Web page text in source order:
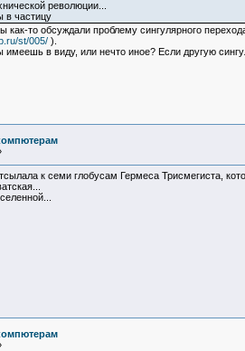
революции...
в частицу
то обсуждали проблему сингулярного
st/005/).
в виду, или нечто иное? Если другую
к семи глобусам Гермеса Трисмегиста,